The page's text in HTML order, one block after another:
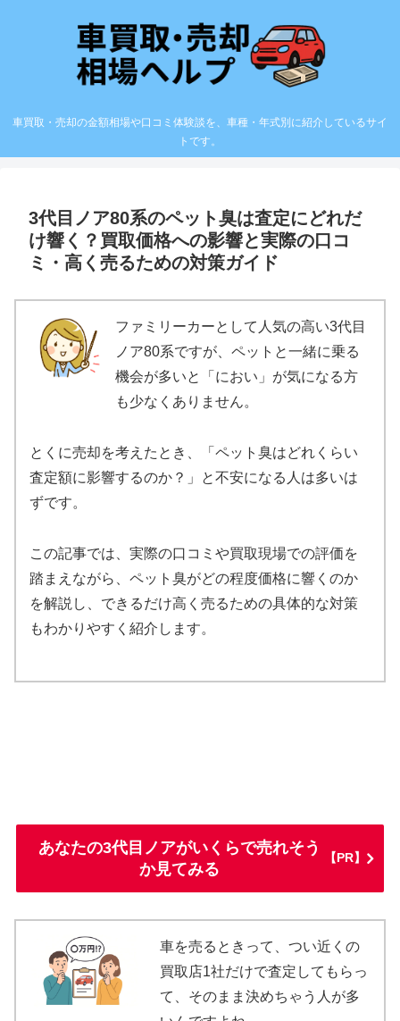
車買取・売却の金額相場や口コミ体験談を、車種・年式別に紹介しているサイ
トです。
3代目ノア80系のペット臭は査定にどれだ
け響く？買取価格への影響と実際の口コ
ミ・高く売るための対策ガイド
ファミリーカーとして人気の高い3代目
ノア80系ですが、ペットと一緒に乗る
機会が多いと「におい」が気になる方
も少なくありません。
とくに売却を考えたとき、「ペット臭はどれくらい
査定額に影響するのか？」と不安になる人は多いは
ずです。
この記事では、実際の口コミや買取現場での評価を
踏まえながら、ペット臭がどの程度価格に響くのか
を解説し、できるだけ高く売るための具体的な対策
もわかりやすく紹介します。
あなたの3代目ノアがいくらで売れそう
か見てみる
【PR】
車を売るときって、つい近くの
買取店1社だけで査定してもらっ
て、そのまま決めちゃう人が多